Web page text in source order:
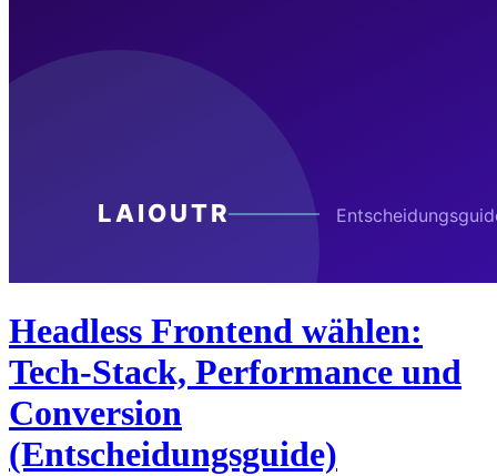
Headless Frontend wählen:
Tech-Stack, Performance und
Conversion
(Entscheidungsguide)